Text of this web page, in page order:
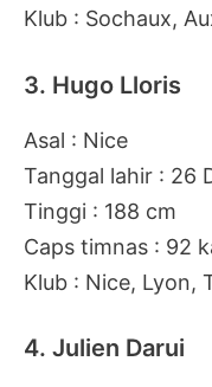
Klub : Sochaux,
3. Hugo Lloris
Asal : Nice
Tanggal lahir : 26
Tinggi : 188 cm
Caps timnas : 92
Klub : Nice, Lyon,
4. Julien Darui